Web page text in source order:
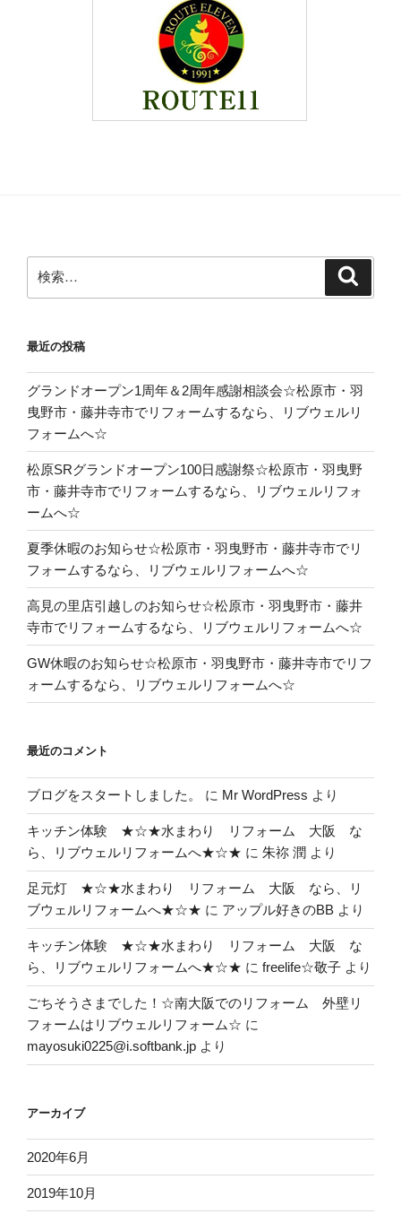
索:
最近の投稿
グランドオープン1周年＆2周年感謝相談会☆松原市・羽
曳野市・藤井寺市でリフォームするなら、リブウェルリ
フォームへ☆
松原SRグランドオープン100日感謝祭☆松原市・羽曳野
市・藤井寺市でリフォームするなら、リブウェルリフォ
ームへ☆
夏季休暇のお知らせ☆松原市・羽曳野市・藤井寺市でリ
フォームするなら、リブウェルリフォームへ☆
高見の里店引越しのお知らせ☆松原市・羽曳野市・藤井
寺市でリフォームするなら、リブウェルリフォームへ☆
GW休暇のお知らせ☆松原市・羽曳野市・藤井寺市でリフ
ォームするなら、リブウェルリフォームへ☆
最近のコメント
ブログをスタートしました。 に Mr WordPress より
キッチン体験 ★☆★水まわり リフォーム 大阪 な
ら、リブウェルリフォームへ★☆★ に 朱祢 潤 より
足元灯 ★☆★水まわり リフォーム 大阪 なら、リ
ブウェルリフォームへ★☆★ に アップル好きのBB より
キッチン体験 ★☆★水まわり リフォーム 大阪 な
ら、リブウェルリフォームへ★☆★ に freelife☆敬子 より
ごちそうさまでした！☆南大阪でのリフォーム 外壁リ
フォームはリブウェルリフォーム☆ に
mayosuki0225@i.softbank.jp より
アーカイブ
2020年6月
2019年10月